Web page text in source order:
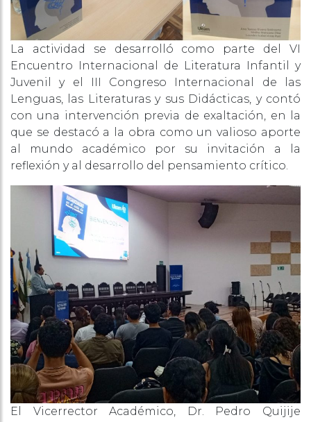
La actividad se desarrolló como parte del VI
Encuentro Internacional de Literatura Infantil y
Juvenil y el III Congreso Internacional de las
Lenguas, las Literaturas y sus Didácticas, y contó
con una intervención previa de exaltación, en la
que se destacó a la obra como un valioso aporte
al mundo académico por su invitación a la
reflexión y al desarrollo del pensamiento crítico.
El Vicerrector Académico, Dr. Pedro Quijije